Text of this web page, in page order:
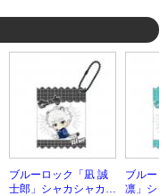
ブルーロック「凪 誠
士郎」シャカシャカキ
ブルー
凛」シ